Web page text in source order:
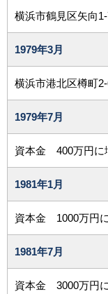
横浜市鶴見区矢向
1979年3月
横浜市港北区樽町
1979年7月
資本金 400万円
1981年1月
資本金 1000万円
1981年7月
資本金 3000万円